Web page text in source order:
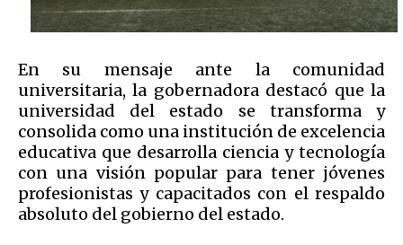
En su mensaje ante la comunidad
universitaria, la gobernadora destacó que la
universidad del estado se transforma y
consolida como una institución de excelencia
educativa que desarrolla ciencia y tecnología
con una visión popular para tener jóvenes
profesionistas y capacitados con el respaldo
absoluto del gobierno del estado.